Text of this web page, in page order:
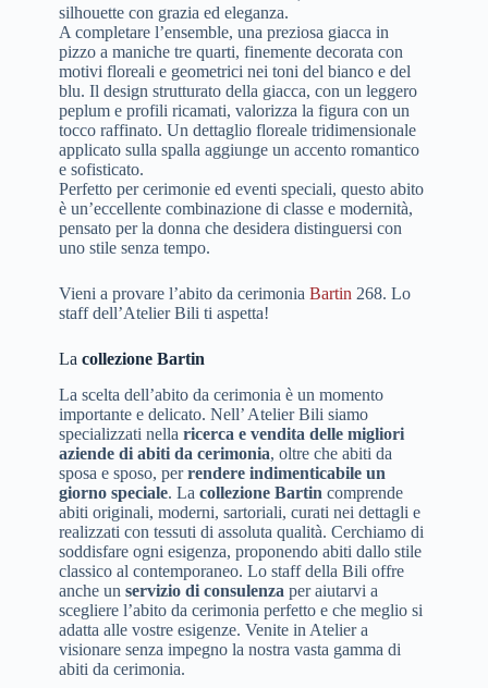
silhouette con grazia ed eleganza.
A completare l’ensemble, una preziosa giacca in
pizzo a maniche tre quarti, finemente decorata con
motivi floreali e geometrici nei toni del bianco e del
blu. Il design strutturato della giacca, con un leggero
peplum e profili ricamati, valorizza la figura con un
tocco raffinato. Un dettaglio floreale tridimensionale
applicato sulla spalla aggiunge un accento romantico
e sofisticato.
Perfetto per cerimonie ed eventi speciali, questo abito
è un’eccellente combinazione di classe e modernità,
pensato per la donna che desidera distinguersi con
uno stile senza tempo.
Vieni a provare l’abito da cerimonia Bartin268. Lo
staff dell’Atelier Bili ti aspetta!
La collezione Bartin
La scelta dell’abito da cerimonia è un momento
importante e delicato. Nell’ Atelier Bili siamo
specializzati nella ricerca e vendita delle migliori
aziende di abiti da cerimonia, oltre che abiti da
sposa e sposo, perrendere indimenticabile un
giorno speciale. La collezione Bartin comprende
abiti originali, moderni, sartoriali, curati nei dettagli e
realizzati con tessuti di assoluta qualità. Cerchiamo di
soddisfare ogni esigenza, proponendo abiti dallo stile
classico al contemporaneo. Lo staff della Bili offre
anche un servizio di consulenza per aiutarvi a
scegliere l’abito da cerimonia perfetto e che meglio si
adatta alle vostre esigenze. Venite in Atelier a
visionare senza impegno la nostra vasta gamma di
abiti da cerimonia.